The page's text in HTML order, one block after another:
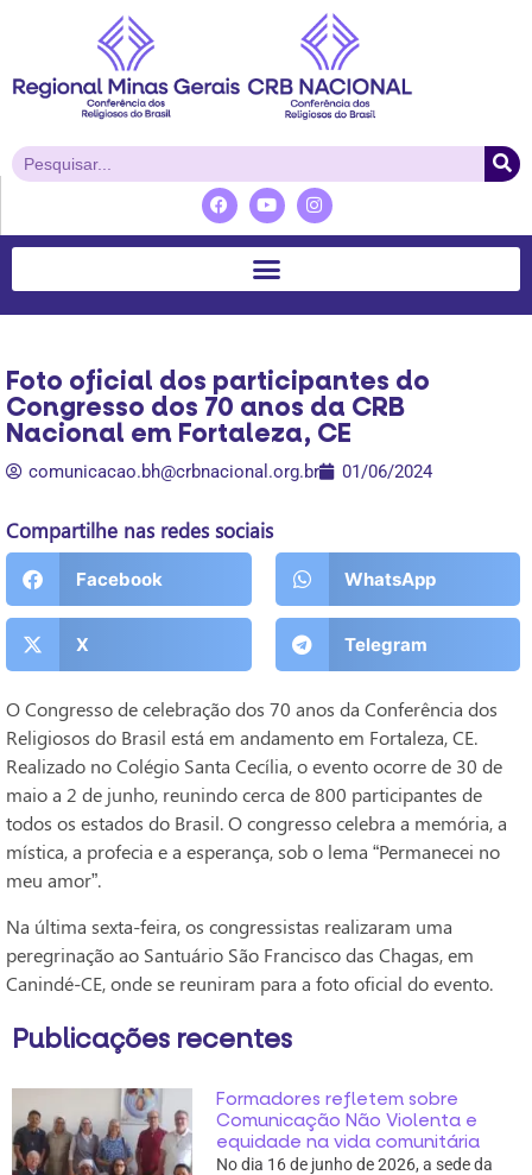
Foto oficial dos participantes do
Congresso dos 70 anos da CRB
Nacional em Fortaleza, CE
comunicacao.bh@crbnacional.org.br 01/06/2024
Compartilhe nas redes sociais
Facebook WhatsApp
X Telegram
O Congresso de celebração dos 70 anos da Conferência dos
Religiosos do Brasil está em andamento em Fortaleza, CE.
Realizado no Colégio Santa Cecília, o evento ocorre de 30 de
maio a 2 de junho, reunindo cerca de 800 participantes de
todos os estados do Brasil. O congresso celebra a memória, a
mística, a profecia e a esperança, sob o lema “Permanecei no
meu amor”.
Na última sexta-feira, os congressistas realizaram uma
peregrinação ao Santuário São Francisco das Chagas, em
Canindé-CE, onde se reuniram para a foto oficial do evento.
Publicações recentes
Formadores refletem sobre
Comunicação Não Violenta e
equidade na vida comunitária
No dia 16 de junho de 2026, a sede da